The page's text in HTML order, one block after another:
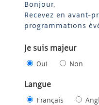
Bonjour,
Recevez en avant-
programmations
Je suis majeur
Oui Non
Langue
Français